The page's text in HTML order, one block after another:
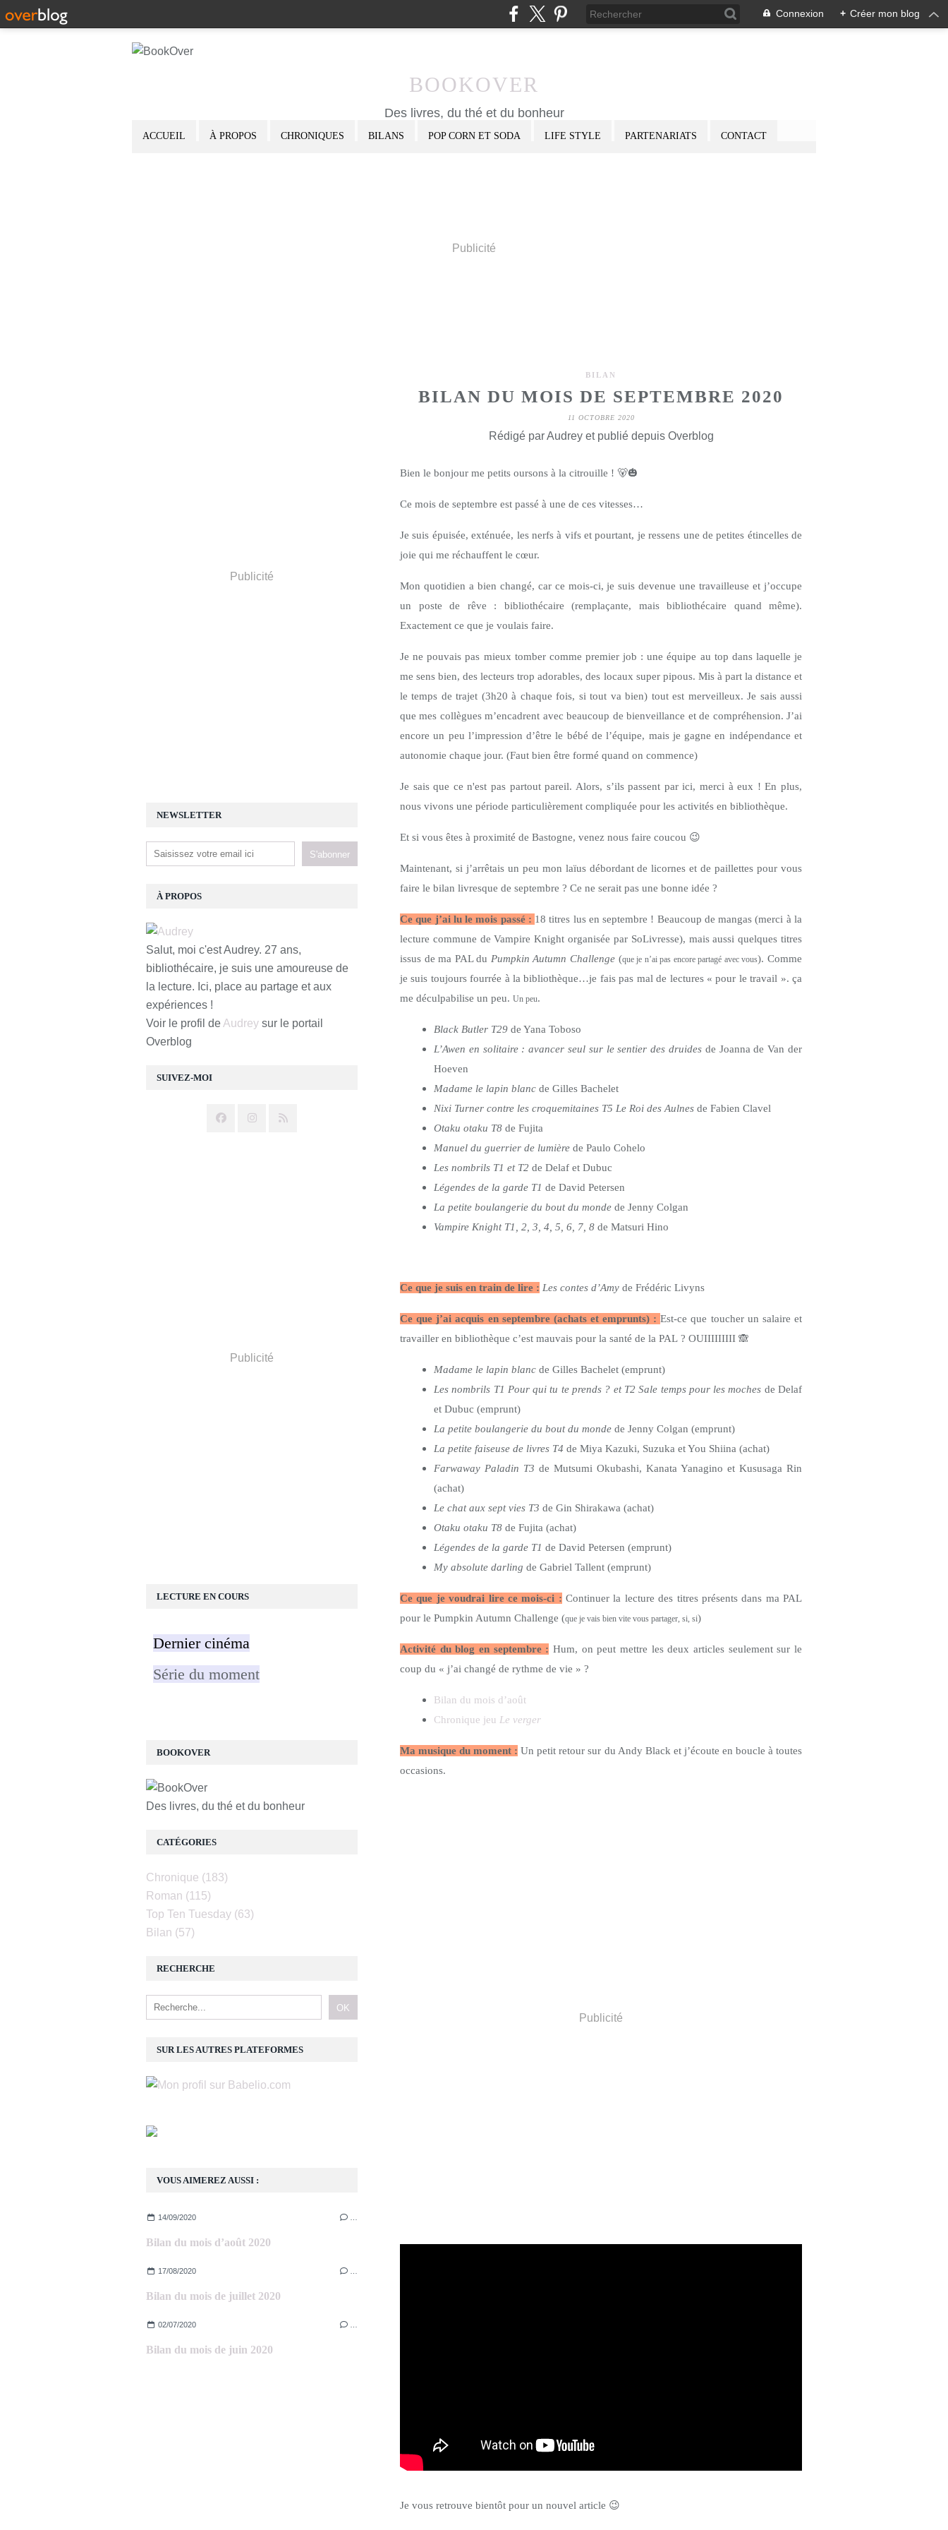
Connexion + Créer mon blog
BOOKOVER
Des livres, du thé et du bonheur
ACCUEIL À PROPOS CHRONIQUES BILANS POP CORN ET SODA LIFE STYLE PARTENARIATS CONTACT
Publicité
BILAN
BILAN DU MOIS DE SEPTEMBRE 2020
11 OCTOBRE 2020
Rédigé par Audrey et publié depuis Overblog
Bien le bonjour me petits oursons à la citrouille ! 🐻🎃
Ce mois de septembre est passé à une de ces vitesses…
Je suis épuisée, exténuée, les nerfs à vifs et pourtant, je ressens une de petites étincelles de
joie qui me réchauffent le cœur.
Mon quotidien a bien changé, car ce mois-ci, je suis devenue une travailleuse et j’occupe
un poste de rêve : bibliothécaire (remplaçante, mais bibliothécaire quand même).
Exactement ce que je voulais faire.
Je ne pouvais pas mieux tomber comme premier job : une équipe au top dans laquelle je
me sens bien, des lecteurs trop adorables, des locaux super pipous. Mis à part la distance et
le temps de trajet (3h20 à chaque fois, si tout va bien) tout est merveilleux. Je sais aussi
que mes collègues m’encadrent avec beaucoup de bienveillance et de compréhension. J’ai
encore un peu l’impression d’être le bébé de l’équipe, mais je gagne en indépendance et
autonomie chaque jour. (Faut bien être formé quand on commence)
Je sais que ce n'est pas partout pareil. Alors, s’ils passent par ici, merci à eux ! En plus,
nous vivons une période particulièrement compliquée pour les activités en bibliothèque.
Et si vous êtes à proximité de Bastogne, venez nous faire coucou 😉
Maintenant, si j’arrêtais un peu mon laïus débordant de licornes et de paillettes pour vous
faire le bilan livresque de septembre ? Ce ne serait pas une bonne idée ?
Ce que j’ai lu le mois passé : 18 titres lus en septembre ! Beaucoup de mangas (merci à la
lecture commune de Vampire Knight organisée par SoLivresse), mais aussi quelques titres
issus de ma PAL du Pumpkin Autumn Challenge(que je n’ai pas encore partagé avec vous). Comme
je suis toujours fourrée à la bibliothèque…je fais pas mal de lectures « pour le travail ». ça
me déculpabilise un peu. Un peu.
Black Butler T29 de Yana Toboso
L’Awen en solitaire : avancer seul sur le sentier des druides de Joanna de Van der
Hoeven
Madame le lapin blanc de Gilles Bachelet
Nixi Turner contre les croquemitaines T5 Le Roi des Aulnes de Fabien Clavel
Otaku otaku T8 de Fujita
Manuel du guerrier de lumière de Paulo Cohelo
Les nombrils T1 et T2 de Delaf et Dubuc
Légendes de la garde T1 de David Petersen
La petite boulangerie du bout du monde de Jenny Colgan
Vampire Knight T1, 2, 3, 4, 5, 6, 7, 8 de Matsuri Hino
Ce que je suis en train de lire : Les contes d’Amy de Frédéric Livyns
Ce que j’ai acquis en septembre (achats et emprunts) : Est-ce que toucher un salaire et
travailler en bibliothèque c’est mauvais pour la santé de la PAL ? OUIIIIIIIII 🙈
Madame le lapin blanc de Gilles Bachelet (emprunt)
Les nombrils T1 Pour qui tu te prends ? et T2 Sale temps pour les moches de Delaf
et Dubuc (emprunt)
La petite boulangerie du bout du monde de Jenny Colgan (emprunt)
La petite faiseuse de livres T4 de Miya Kazuki, Suzuka et You Shiina (achat)
Farwaway Paladin T3 de Mutsumi Okubashi, Kanata Yanagino et Kususaga Rin
(achat)
Le chat aux sept vies T3 de Gin Shirakawa (achat)
Otaku otaku T8 de Fujita (achat)
Légendes de la garde T1 de David Petersen (emprunt)
My absolute darling de Gabriel Tallent (emprunt)
Ce que je voudrai lire ce mois-ci : Continuer la lecture des titres présents dans ma PAL
pour le Pumpkin Autumn Challenge (que je vais bien vite vous partager, si, si)
Activité du blog en septembre : Hum, on peut mettre les deux articles seulement sur le
coup du « j’ai changé de rythme de vie » ?
Bilan du mois d’août
Chronique jeu Le verger
Ma musique du moment : Un petit retour sur du Andy Black et j’écoute en boucle à toutes
occasions.
Publicité
Je vous retrouve bientôt pour un nouvel article 😉
Publicité
NEWSLETTER
SUIVEZ-MOI
RECHERCHE
BOOKOVER
Des livres, du thé et du bonheur
À PROPOS
Salut, moi c'est Audrey. 27 ans,
bibliothécaire, je suis une amoureuse de
la lecture. Ici, place au partage et aux
expériences !
Voir le profil de Audrey sur le portail
Overblog
Publicité
VOUS AIMEREZ AUSSI :
14/09/2020
Bilan du mois d’août 2020
17/08/2020
Bilan du mois de juillet 2020
02/07/2020
Bilan du mois de juin 2020
CATÉGORIES
Chronique (183)
Roman (115)
Top Ten Tuesday (63)
Bilan (57)
LECTURE EN COURS
Dernier cinéma
Série du moment
SUR LES AUTRES PLATEFORMES